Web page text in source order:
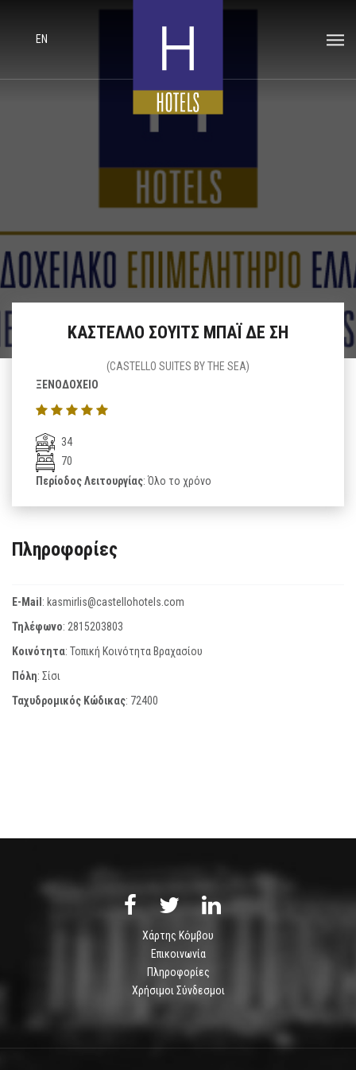
EN
ΚΑΣΤΕΛΛΟ ΣΟΥΙΤΣ ΜΠΑΪ ΔΕ ΣΗ
(CASTELLO SUITES BY THE SEA)
ΞΕΝΟΔΟΧΕΙΟ
34
70
Περίοδος Λειτουργίας: Όλο το χρόνο
Πληροφορίες
E-Mail: kasmirlis@castellohotels.com
Τηλέφωνο: 2815203803
Κοινότητα: Τοπική Κοινότητα Βραχασίου
Πόλη: Σίσι
Ταχυδρομικός Κώδικας: 72400
Χάρτης Κόμβου
Επικοινωνία
Πληροφορίες
Χρήσιμοι Σύνδεσμοι